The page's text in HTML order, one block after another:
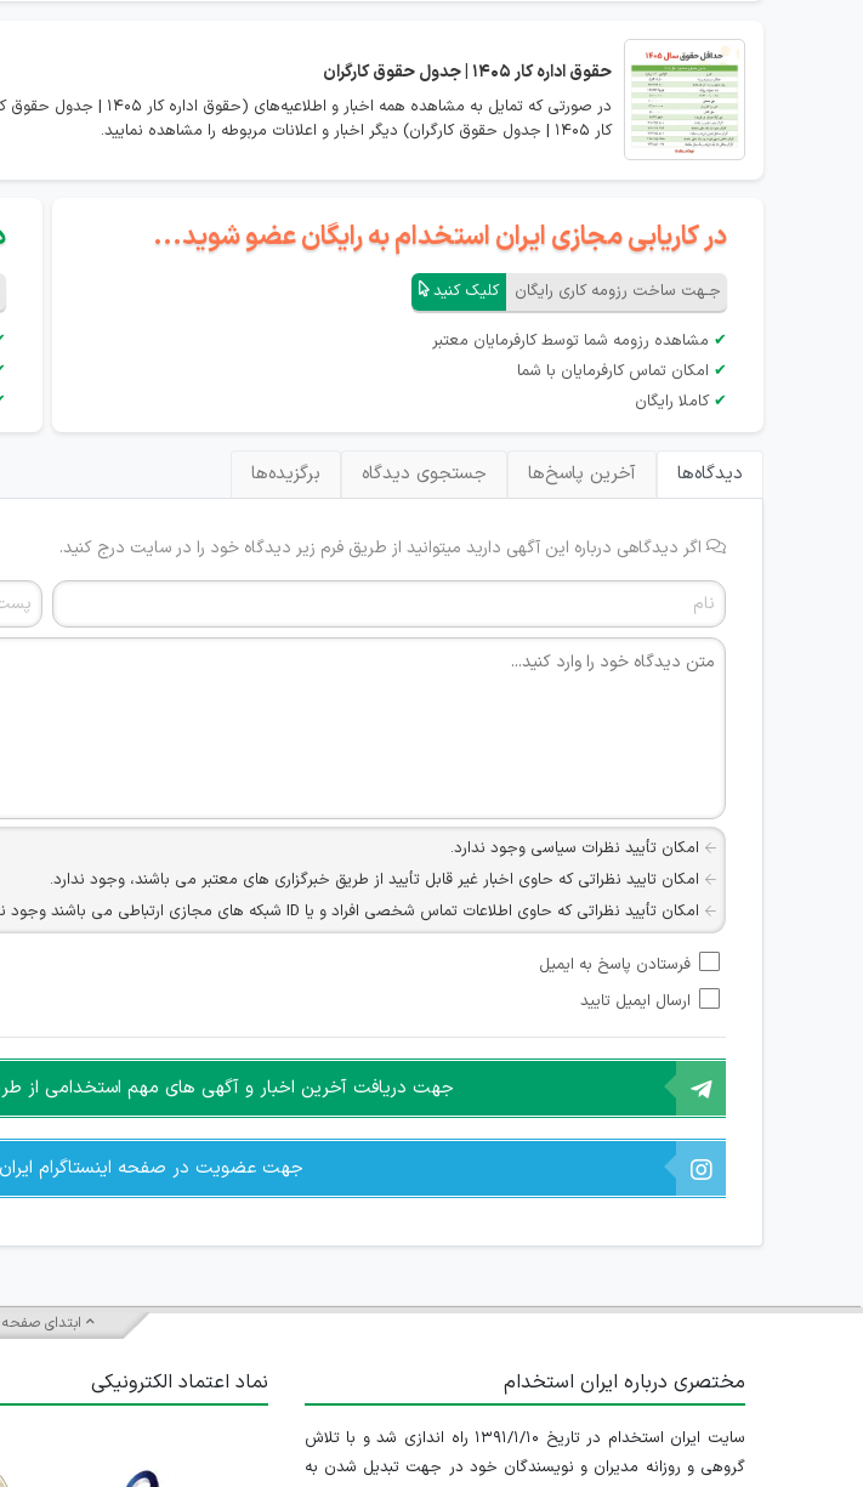
حقوق اداره کار 1405 | جدول حقوق کارگران
در صورتی که تمایل به
کار 1405 | جدول حقوق کارگران) دیگر اخبار و اعلانات مربوطه را مشاهده نمایید.
در کاریابی مجازی ایران استخدام به رایگان عضو شوید...
جـهت ساخت رزومه کاری رایگان کلیک کنید
✔ مشاهده رزومه شما توسط کارفرمایان معتبر
✔ امکان تماس کارفرمایان با شما
✔ کاملا رایگان
دیدگاه‌ها آخرین پاسخ‌ها جستجوی دیدگاه برگزیده‌ها
اگر دیدگاهی درباره این آگهی دارید میتوانید از طریق فرم زیر دیدگاه خود را در سایت درج کنید.
امکان تأیید نظرات سیاسی وجود ندارد.
امکان تایید نظراتی که حاوی اخبار غیر قابل تأیید از طریق خبرگزاری های معتبر می باشند، وجود ندارد.
امکان تأیید نظراتی که حاوی اطلاعات تماس شخصی افراد و یا ID شبکه های مجازی ارتباطی می باشند وجود ندارد.
هرگونه تحریک، تحقیر و کنایه به سایر افراد (مسئول و غیر مسئول) غیر مجاز می باشد.
امکان هماهنگی برای هرگونه ملاقات حضوری چه به صورت دسته جمعی و چه فردی توسط کاربران سایت وجود
فرستادن پاسخ به ایمیل
ارسال ایمیل تایید
جهت دریافت آخرین اخبار و آگهی های مهم استخدامی از طریق
جهت عضویت در صفحه اینستاگرام ایران
ابتدای صفحه
مختصری درباره ایران استخدام
سایت ایران استخدام در تاریخ ۱۳۹۱/۱/۱۰ راه اندازی شد و با تلاش
گروهی و روزانه مدیران و نویسندگان خود در جهت تبدیل شدن به
نماد اعتماد الکترونیکی